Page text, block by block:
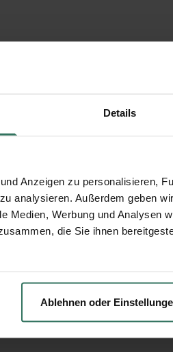
Details
Anzeigen zu personalisieren,
analysieren. Außerdem geben
Medien, Werbung und Analysen
die Sie ihnen
Ablehnen oder